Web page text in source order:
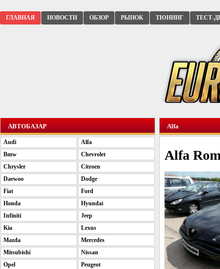
ГЛАВНАЯ НОВОСТИ ОБЗОР РЫНОК ТЮНИНГ ТЕСТ-
Alfa
Alfa
АВТОБАЗАР
Audi
Alfa
Bmw
Chevrolet
Chrysler
Citroen
Daewoo
Dodge
Fiat
Ford
Honda
Hyundai
Infiniti
Jeep
Kia
Lexus
Mazda
Mercedes
Mitsubishi
Nissan
Opel
Peugeot